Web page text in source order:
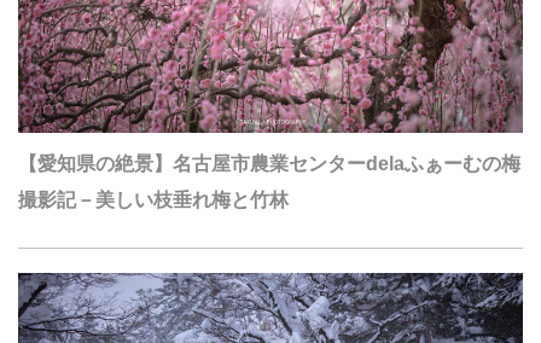
【愛知県の絶景】名古屋市農業センターdelaふぁーむの梅
撮影記－美しい枝垂れ梅と竹林